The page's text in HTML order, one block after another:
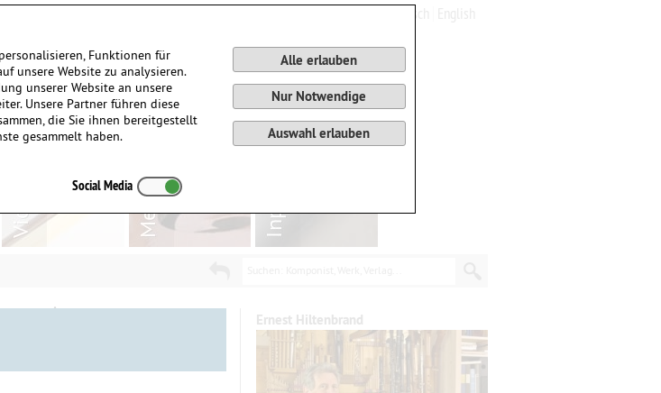
Ernest Hiltenbrand
Funktionen für
unsere Website zu analysieren.
unserer Website an unsere
Unsere Partner führen diese
die Sie ihnen bereitgestellt
gesammelt haben.
Alle erlauben
Nur Notwendige
Auswahl erlauben
Social Media